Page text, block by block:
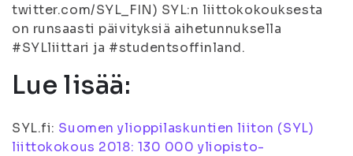
twitter.com/SYL_FIN) SYL:n liittokokouksesta
on runsaasti päivityksiä aihetunnuksella
#SYLliittari ja #studentsoffinland.
Lue lisää:
SYL.fi: Suomen ylioppilaskuntien liiton (SYL)
liittokokous 2018: 130 000 yliopisto-